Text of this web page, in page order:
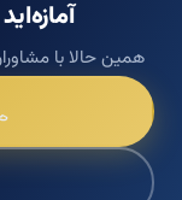
همین حالا با